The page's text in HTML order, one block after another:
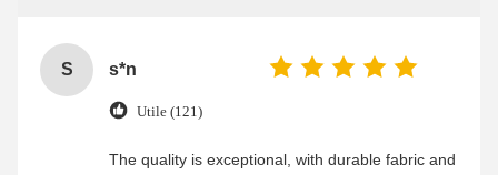
S s*n
Utile (121)
The quality is exceptional, with durable fabric and